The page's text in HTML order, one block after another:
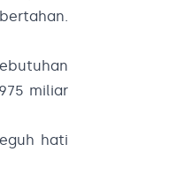
miliar
hati